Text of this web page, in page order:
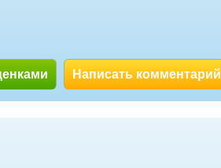
Написать комментарий